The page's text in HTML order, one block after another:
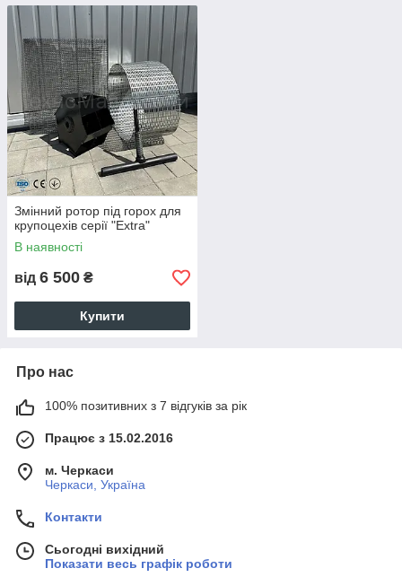
Змінний ротор під горох для
крупоцехів серії "Extra"
В наявності
від 6 500 ₴
Купити
Про нас
100% позитивних з 7 відгуків за рік
Працює з 15.02.2016
м. Черкаси
Черкаси, Україна
Контакти
Сьогодні вихідний
Показати весь графік роботи